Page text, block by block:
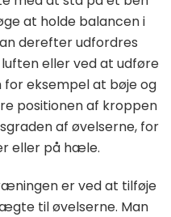
at holde balancen i
derefter udfordres
eller ved at udføre
eksempel at bøje og
positionen af kroppen
af øvelserne, for
eller på hæle.
er ved at tilføje
til øvelserne. Man